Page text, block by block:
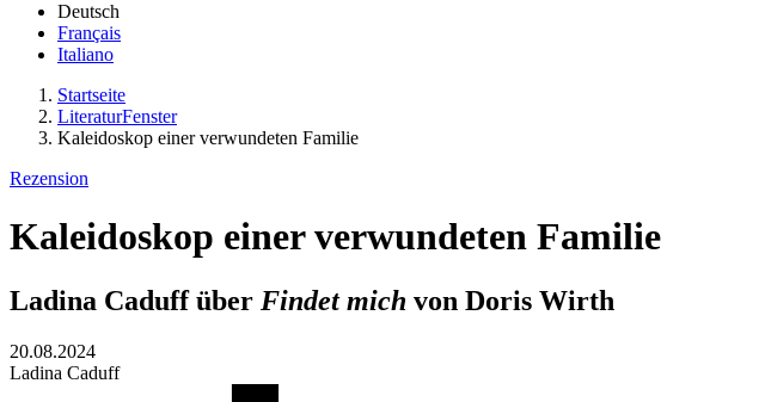
Deutsch
Français
Italiano
Startseite
LiteraturFenster
Kaleidoskop einer verwundeten Familie
Rezension
Kaleidoskop einer verwundeten Familie
Ladina Caduff über Findet mich von Doris Wirth
20.08.2024
Ladina Caduff